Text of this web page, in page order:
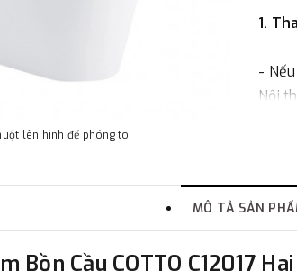
lên hình để phóng to
1.
-
Nội
một
-
MÔ TẢ SẢN
Bồn Cầu COTTO C12017